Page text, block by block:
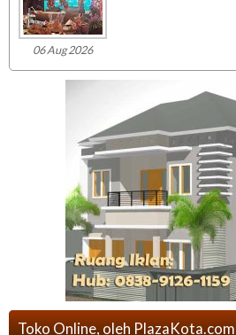
06 Aug 2026
Toko Online, oleh PlazaKota.com